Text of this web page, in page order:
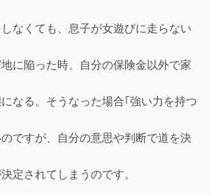
なくても、息子が女遊びに走らない
に陥った時、自分の保険金以外で家
なる。そうなった場合｢強い力を持つ
ですが、自分の意思や判断で道を決
定されてしまうのです。